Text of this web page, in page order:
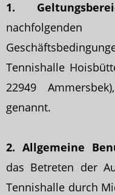
1.
Tennishalle
22949
genannt.
2. Allgemeine
das Betreten der
Tennishalle durch